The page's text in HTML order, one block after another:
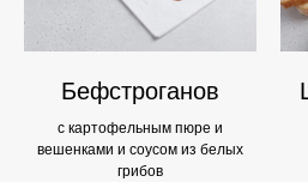
Бефстроганов
с картофельным пюре и
вешенками и соусом из белых
грибов